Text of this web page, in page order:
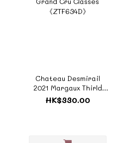
Chateau Desmirail
2021 Margaux Thirld
Growths Grand Cru
Classes 《ZTF634D》
HK$330.00